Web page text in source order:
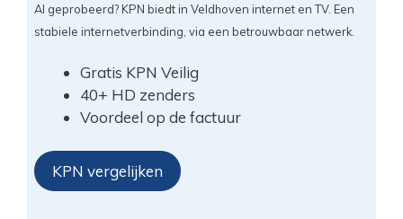
Al geprobeerd? KPN biedt in Veldhoven internet en TV. Een
stabiele internetverbinding, via een betrouwbaar netwerk.
Gratis KPN Veilig
40+ HD zenders
Voordeel op de factuur
KPN vergelijken